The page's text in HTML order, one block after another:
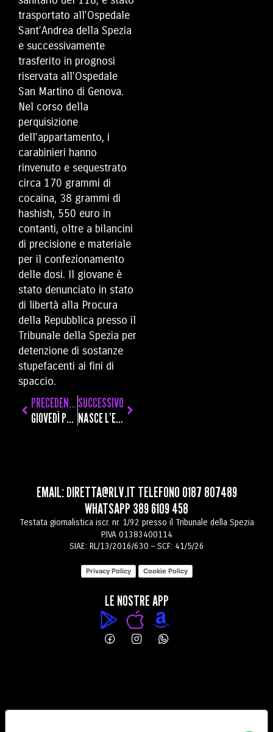
trasportato all’Ospedale
Sant’Andrea della Spezia
e successivamente
trasferito in prognosi
riservata all’Ospedale
San Martino di Genova.
Nel corso della
perquisizione
dell’appartamento, i
carabinieri hanno
rinvenuto e sequestrato
circa 170 grammi di
cocaina, 38 grammi di
hashish, 550 euro in
contanti, oltre a bilancini
di precisione e materiale
per il confezionamento
delle dosi. Il giovane è
stato denunciato in stato
di libertà alla Procura
della Repubblica presso il
Tribunale della Spezia per
detenzione di sostanze
stupefacenti ai fini di
spaccio.
PRECEDENTE
GIOVEDÌ POMERIGGIO APRE IL CINEMA TEATRO SPORT, LA NUOVA SALA DI LEVANTO DA DUECENTO POSTI
SUCCESSIVO
NASCE L’ESPERTO DEI BENI CULTURALI DELLA DIFESA, IN AVVIO UN MASTER DI SECONDO LIVELLO PER LAUREATI
EMAIL:DIRETTA@RLV.IT TELEFONO 0187 807489
WHATSAPP 389 6109 458
Testata giornalistica iscr. nr. 1/92 presso il Tribunale della Spezia
P.IVA 01383400114
SIAE: RL/13/2016/630 – SCF: 41/5/26
Privacy Policy Cookie Policy
LE NOSTRE APP